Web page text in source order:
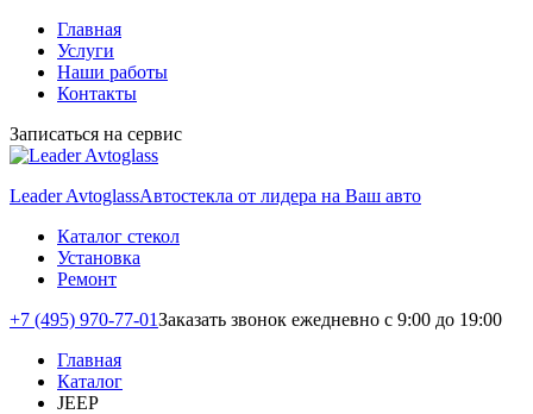
Главная
Услуги
Наши работы
Контакты
Записаться на сервис
Leader AvtoglassАвтостекла от лидера на Ваш авто
Каталог стекол
Установка
Ремонт
+7 (495) 970-77-01Заказать звонок ежедневно с 9:00 до 19:00
Главная
Каталог
JEEP